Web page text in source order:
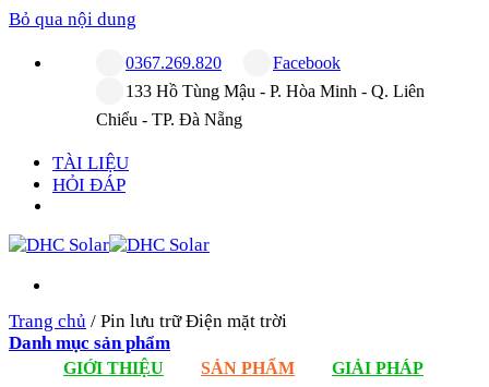
Bỏ qua nội dung
0367.269.820
Facebook
133 Hồ Tùng Mậu - P. Hòa Minh - Q. Liên
Chiểu - TP. Đà Nẵng
TÀI LIỆU
HỎI ĐÁP
GIỚI THIỆU SẢN PHẨM GIẢI PHÁP
Trang chủ / Pin lưu trữ Điện mặt trời
Danh mục sản phẩm